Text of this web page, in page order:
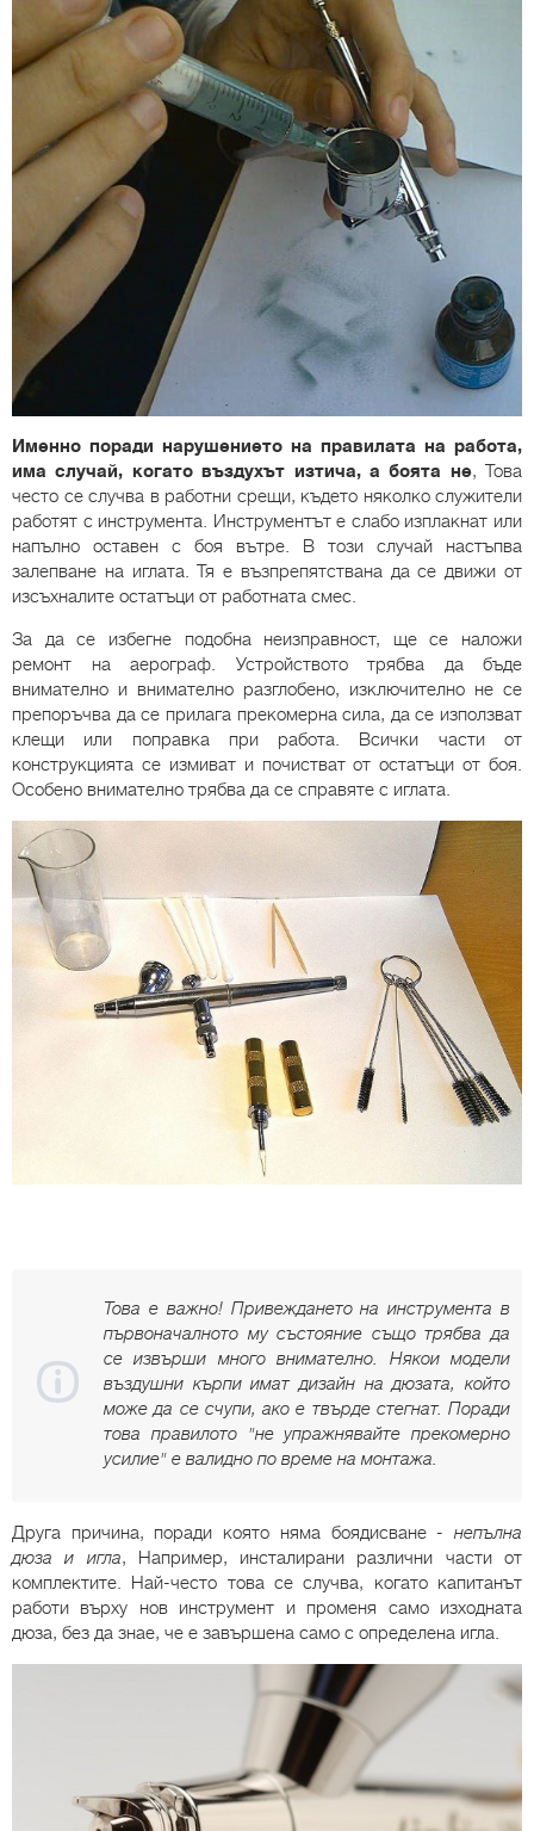
Именно поради нарушението на правилата на работа,
има случай, когато въздухът изтича, а боята не, Това
често се случва в работни срещи, където няколко служители
работят с инструмента. Инструментът е слабо изплакнат или
напълно оставен с боя вътре. В този случай настъпва
залепване на иглата. Тя е възпрепятствана да се движи от
изсъхналите остатъци от работната смес.
За да се избегне подобна неизправност, ще се наложи
ремонт на аерограф. Устройството трябва да бъде
внимателно и внимателно разглобено, изключително не се
препоръчва да се прилага прекомерна сила, да се използват
клещи или поправка при работа. Всички части от
конструкцията се измиват и почистват от остатъци от боя.
Особено внимателно трябва да се справяте с иглата.
Това е важно! Привеждането на инструмента в
първоначалното му състояние също трябва да
се извърши много внимателно. Някои модели
въздушни кърпи имат дизайн на дюзата, който
може да се счупи, ако е твърде стегнат. Поради
това правилото "не упражнявайте прекомерно
усилие" е валидно по време на монтажа.
Друга причина, поради която няма боядисване - непълна
дюза и игла, Например, инсталирани различни части от
комплектите. Най-често това се случва, когато капитанът
работи върху нов инструмент и променя само изходната
дюза, без да знае, че е завършена само с определена игла.